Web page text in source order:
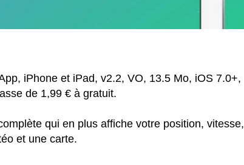
iPhone et iPad, v2.2, VO, 13.5 Mo, iOS 7.0+,
de 1,99 € à gratuit.
qui en plus affiche votre position, vitesse,
et une carte.